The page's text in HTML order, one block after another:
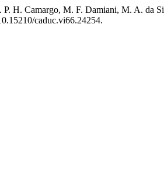
H. Camargo, M. F. Damiani, M. A. da
caduc.vi66.24254.